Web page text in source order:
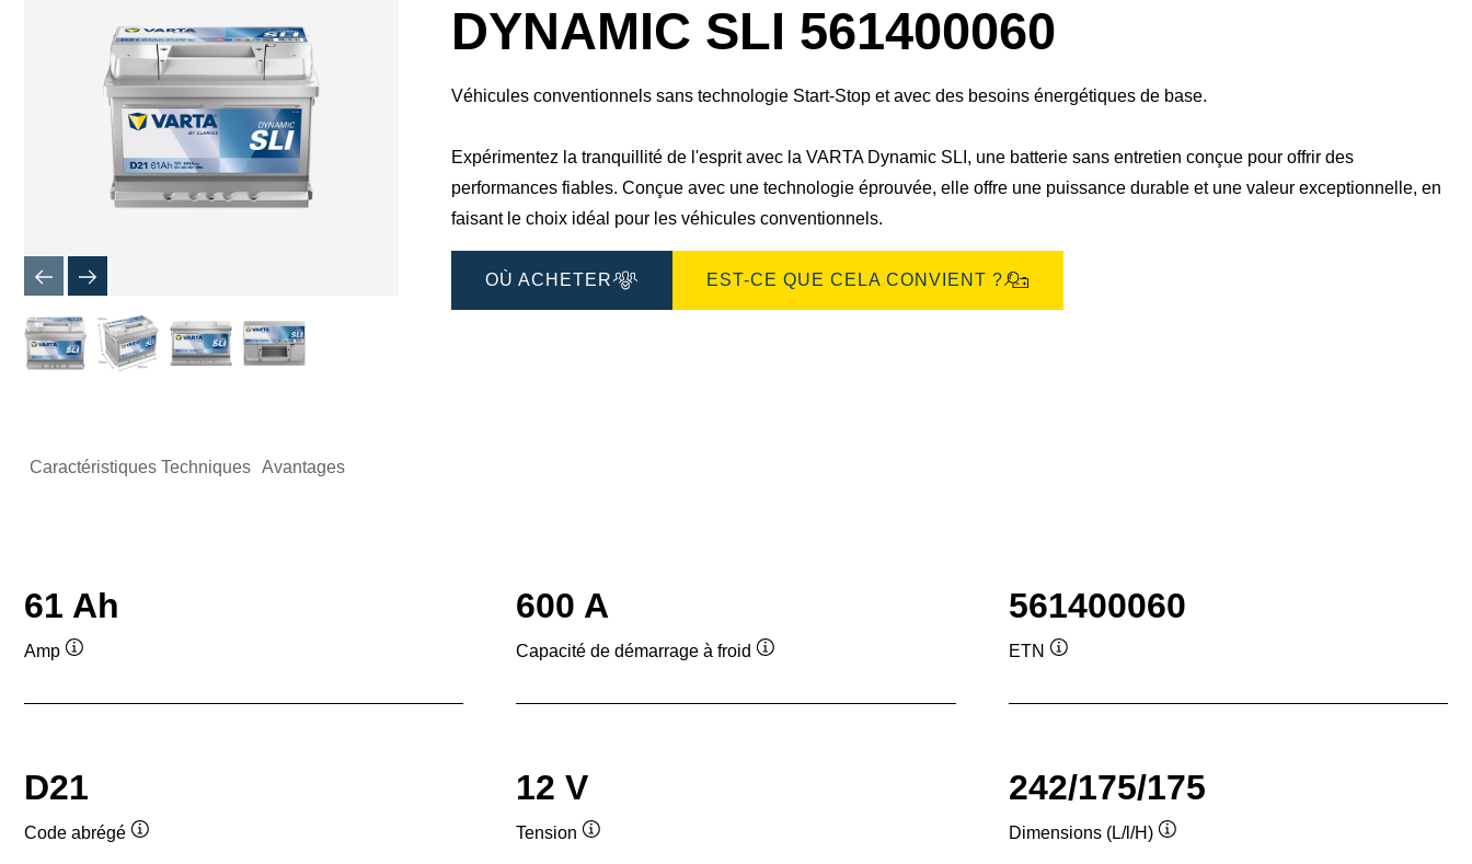
dialogue
de
dialogue
DYNAMIC SLI 561400060
Véhicules conventionnels sans technologie Start-Stop et avec des besoins énergétiques de base.
Expérimentez la tranquillité de l'esprit avec la VARTA Dynamic SLI, une batterie sans entretien conçue pour offrir des
performances fiables. Conçue avec une technologie éprouvée, elle offre une puissance durable et une valeur exceptionnelle, en
faisant le choix idéal pour les véhicules conventionnels.
OÙ ACHETER EST-CE QUE CELA CONVIENT ?
Caractéristiques Techniques Avantages
61 Ah
Amp
600 A
Capacité de démarrage à froid
561400060
ETN
D21
Code abrégé
12 V
Tension
242/175/175
Dimensions (L/l/H)